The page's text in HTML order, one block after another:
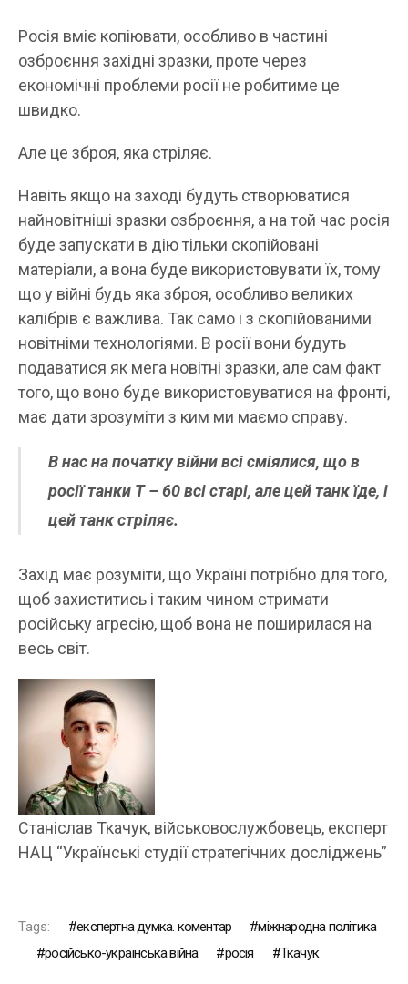
Росія вміє копіювати, особливо в частині
озброєння західні зразки, проте через
економічні проблеми росії не робитиме це
швидко.
Але це зброя, яка стріляє.
Навіть якщо на заході будуть створюватися
найновітніші зразки озброєння, а на той час росія
буде запускати в дію тільки скопійовані
матеріали, а вона буде використовувати їх, тому
що у війні будь яка зброя, особливо великих
калібрів є важлива. Так само і з скопійованими
новітніми технологіями. В росії вони будуть
подаватися як мега новітні зразки, але сам факт
того, що воно буде використовуватися на фронті,
має дати зрозуміти з ким ми маємо справу.
В нас на початку війни всі сміялися, що в
росії танки Т – 60 всі старі, але цей танк їде, і
цей танк стріляє.
Захід має розуміти, що Україні потрібно для того,
щоб захиститись і таким чином стримати
російську агресію, щоб вона не поширилася на
весь світ.
Станіслав Ткачук, військовослужбовець, експерт
НАЦ “Українські студії стратегічних досліджень”
Tags: експертна думка. коментар
міжнародна політика
російсько-українська війна
росія Ткачук